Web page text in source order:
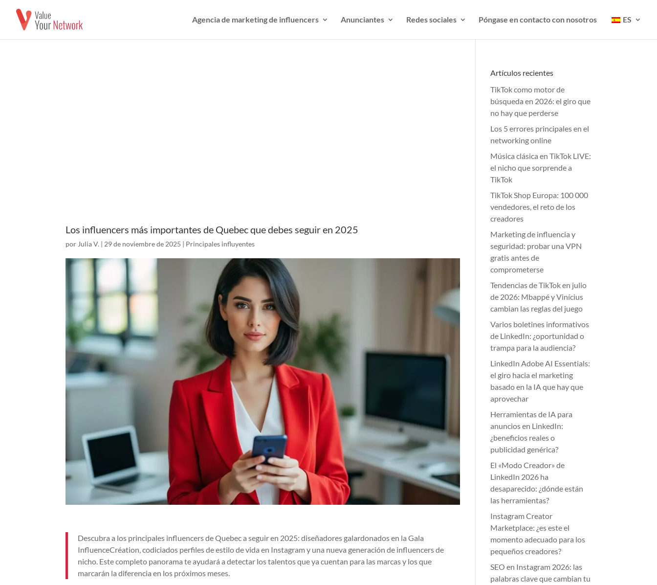
Agencia de marketing de influencers Anunciantes Redes sociales Póngase en contacto con nosotros ES
Los influencers más importantes de Quebec que debes seguir en 2025
por Julia V. | 29 de noviembre de 2025 | Principales influyentes
Descubra a los principales influencers de Quebec a seguir en 2025: diseñadores galardonados en la Gala
InfluenceCréation, codiciados perfiles de estilo de vida en Instagram y una nueva generación de influencers de
nicho. Este completo panorama te ayudará a detectar los talentos que ya cuentan para las marcas y los que
marcarán la diferencia en los próximos meses.
Artículos recientes
TikTok como motor de
búsqueda en 2026: el giro que
no hay que perderse
Los 5 errores principales en el
networking online
Música clásica en TikTok LIVE:
el nicho que sorprende a
TikTok
TikTok Shop Europa: 100 000
vendedores, el reto de los
creadores
Marketing de influencia y
seguridad: probar una VPN
gratis antes de
comprometerse
Tendencias de TikTok en julio
de 2026: Mbappé y Vinícius
cambian las reglas del juego
Varios boletines informativos
de LinkedIn: ¿oportunidad o
trampa para la audiencia?
LinkedIn Adobe AI Essentials:
el giro hacia el marketing
basado en la IA que hay que
aprovechar
Herramientas de IA para
anuncios en LinkedIn:
¿beneficios reales o
publicidad genérica?
El «Modo Creador» de
LinkedIn 2026 ha
desaparecido: ¿dónde están
las herramientas?
Instagram Creator
Marketplace: ¿es este el
momento adecuado para los
pequeños creadores?
SEO en Instagram 2026: las
palabras clave que cambian tu